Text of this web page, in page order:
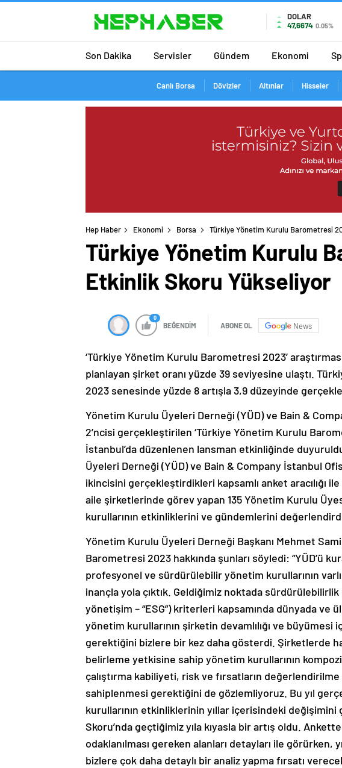
DOLAR
47,6674 0.05%
Son Dakika Servisler Gündem Ekonomi
Canlı Borsa Dövizler Altınlar Hisseler
Hep Haber Ekonomi Borsa Türkiye Yönetim Kurulu Barometresi
Türkiye Yönetim Kurulu
Etkinlik Skoru Yükseliyor
0
BEĞENDİM ABONE OL News
‘Türkiye Yönetim Kurulu Barometresi 2023’
planlayan şirket oranı yüzde 39 seviyesine ulaştı.
2023 senesinde yüzde 8 artışla 3,9 düzeyinde
Yönetim Kurulu Üyeleri Derneği (YÜD) ve Bain &
2’ncisi gerçekleştirilen ‘Türkiye Yönetim Kurulu
İstanbul’da düzenlenen lansman etkinliğinde
Üyeleri Derneği (YÜD) ve Bain & Company İstanbul
ikincisini gerçekleştirdikleri kapsamlı anket aracılığı ile
aile şirketlerinde görev yapan 135 Yönetim Kurulu
kurullarının etkinliklerini ve gündemlerini
Yönetim Kurulu Üyeleri Derneği Başkanı Mehmet
Barometresi 2023 hakkında şunları söyledi: “YÜD’ü
profesyonel ve sürdürülebilir yönetim kurullarının
inançla yola çıktık. Geldiğimiz noktada
yönetişim – “ESG”) kriterleri kapsamında dünyada
yönetim kurullarının şirketin devamlılığı ve
gerektiğini bizlere bir kez daha gösterdi. Şirketlerde
belirleme yetkisine sahip yönetim kurullarının
çalıştırma kabiliyeti, risk ve fırsatların
sahiplenmesi gerektiğini de gözlemliyoruz. Bu yıl
kurullarının etkinliklerinin yıllar içerisindeki
Skoru’nda geçtiğimiz yıla kıyasla bir artış oldu.
odaklanılması gereken alanları detayları ile
bizlere çok daha detaylı bir analiz yapma fırsatı